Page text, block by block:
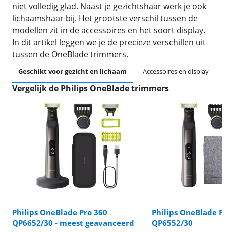
niet volledig glad. Naast je gezichtshaar werk je ook
lichaamshaar bij. Het grootste verschil tussen de
modellen zit in de accessoires en het soort display.
In dit artikel leggen we je de precieze verschillen uit
tussen de OneBlade trimmers.
Geschikt voor gezicht en lichaam Accessoires en display
Vergelijk de Philips OneBlade trimmers
Philips OneBlade Pro 360
QP6652/30 - meest geavanceerd
Philips OneBlade
QP6552/30